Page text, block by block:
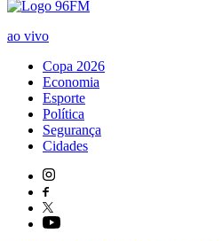
ao vivo
Copa 2026
Economia
Esporte
Política
Segurança
Cidades